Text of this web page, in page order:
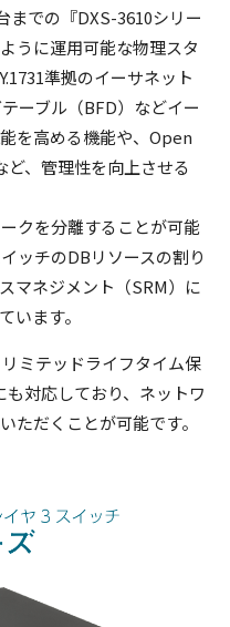
までの『DXS-3610シリー
うに運用可能な物理スタ
準拠のイーサネット
ーブル（BFD）などイー
を高める機能や、Open
、管理性を向上させる
クを分離することが可能
ッチのDBリソースの割り
マネジメント（SRM）に
います。
ミテッドライフタイム保
対応しており、ネットワ
ただくことが可能です。